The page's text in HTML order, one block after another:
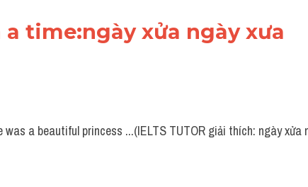
a time:ngày xửa ngày xưa
was a beautiful princess ...(IELTS TUTOR giải thích: ngày xửa